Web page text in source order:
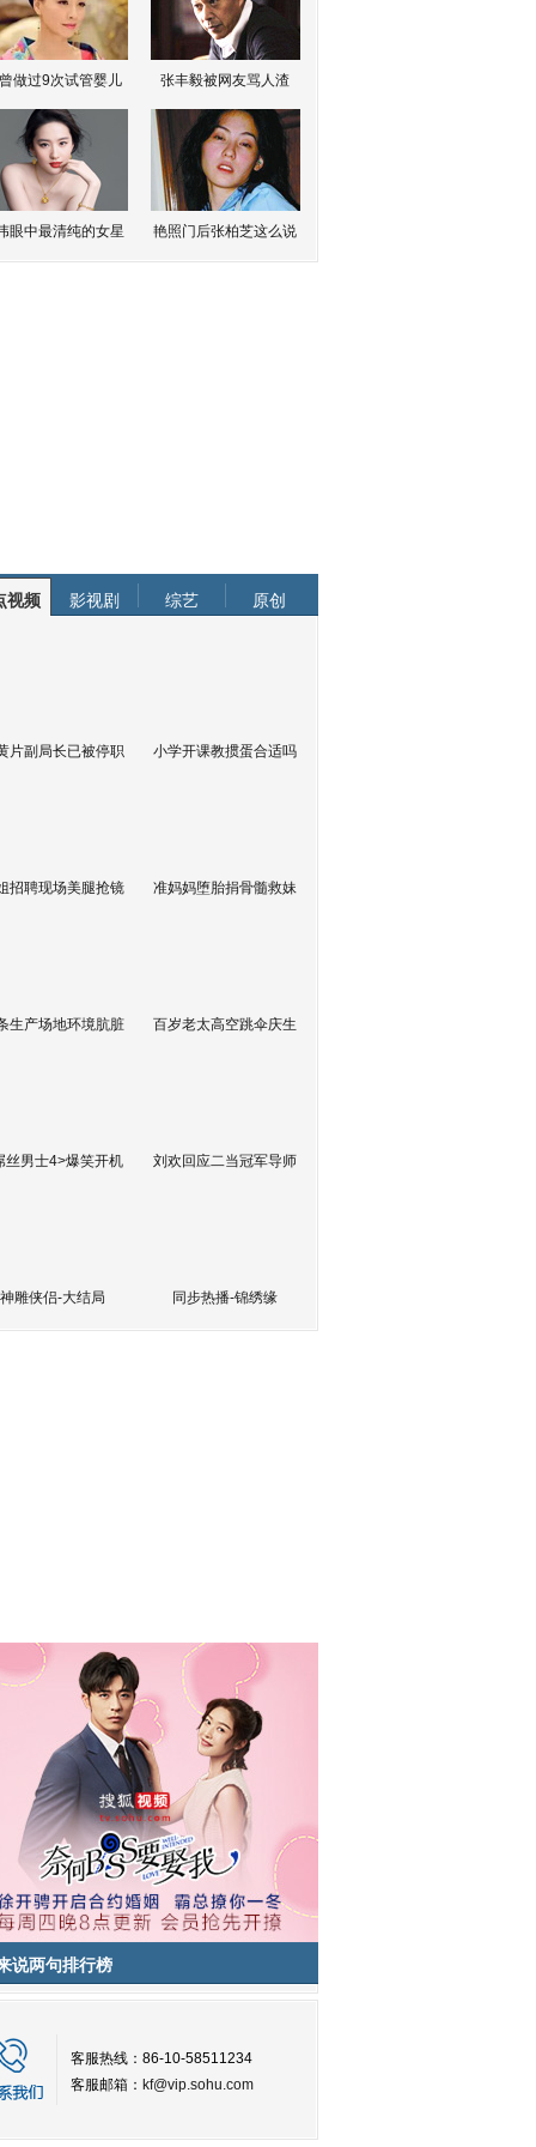
做过9次试管婴儿 张丰毅被网友骂人渣
眼中最清纯的女星 艳照门后张柏芝这么说
视频 影视剧 综艺 原创
片副局长已被停职 小学开课教掼蛋合适吗
招聘现场美腿抢镜 准妈妈堕胎捐骨髓救妹
生产场地环境肮脏 百岁老太高空跳伞庆生
丝男士4>爆笑开机 刘欢回应二当冠军导师
神雕侠侣-大结局 同步热播-锦绣缘
说两句排行榜
客服热线：86-10-58511234
客服邮箱： kf@vip.sohu.com